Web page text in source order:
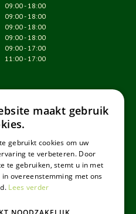
09:00 - 18:00
09:00 - 18:00
09:00 - 18:00
09:00 - 18:00
09:00 - 17:00
11:00 - 17:00
maakt gebruik
gebruikt cookies om uw
te verbeteren. Door
te gebruiken, stemt u in met
in overeenstemming met ons
Lees verder